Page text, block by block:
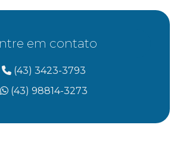
em contato
(43) 3423-3793
(43) 98814-3273